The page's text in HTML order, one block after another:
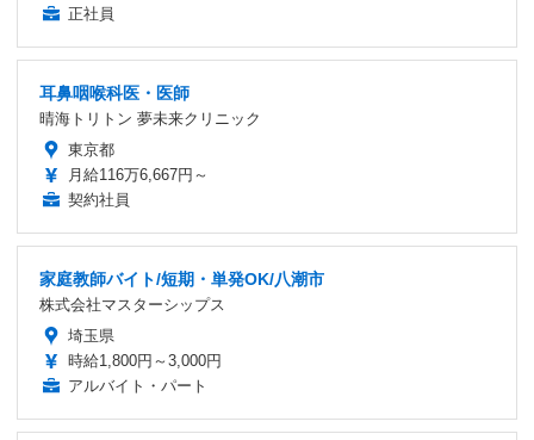
正社員
耳鼻咽喉科医・医師
晴海トリトン 夢未来クリニック
東京都
月給116万6,667円～
契約社員
家庭教師バイト/短期・単発OK/八潮市
株式会社マスターシップス
埼玉県
時給1,800円～3,000円
アルバイト・パート